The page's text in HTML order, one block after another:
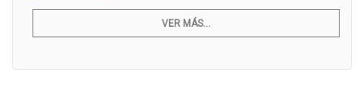
VER MÁS...